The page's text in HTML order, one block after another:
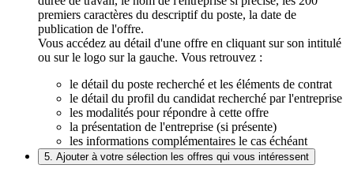
premiers caractères du descriptif du poste, la date de
publication de l'offre.
Vous accédez au détail d'une offre en cliquant sur son intitulé
ou sur le logo sur la gauche. Vous retrouvez :
le détail du poste recherché et les éléments de contrat
le détail du profil du candidat recherché par l'entreprise
les modalités pour répondre à cette offre
la présentation de l'entreprise (si présente)
les informations complémentaires le cas échéant
5. Ajouter à votre sélection les offres qui vous intéressent